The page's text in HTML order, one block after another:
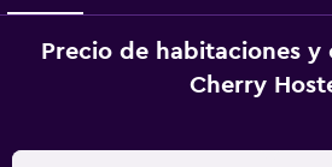
Precio de habitaciones y
Cherry